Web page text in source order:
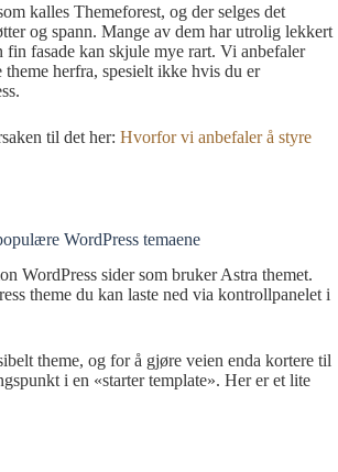
kalles Themeforest, og der selges det
og spann. Mange av dem har utrolig lekkert
fin fasade kan skjule mye rart. Vi anbefaler
herfra, spesielt ikke hvis du er
til det her: Hvorfor vi anbefaler å styre
WordPress temaene
WordPress sider som bruker Astra themet.
theme du kan laste ned via kontrollpanelet i
theme, og for å gjøre veien enda kortere til
i en «starter template». Her er et lite